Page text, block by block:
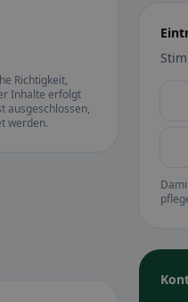
Richtigkeit,
Inhalte erfolgt
ausgeschlossen,
werden.